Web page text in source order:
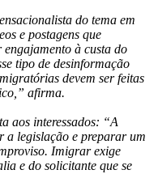
do tema em
e postagens que
à custa do
tipo de desinformação
devem ser feitas
afirma.
aos interessados: “A
a legislação e preparar um
Imigrar exige
e do solicitante que se